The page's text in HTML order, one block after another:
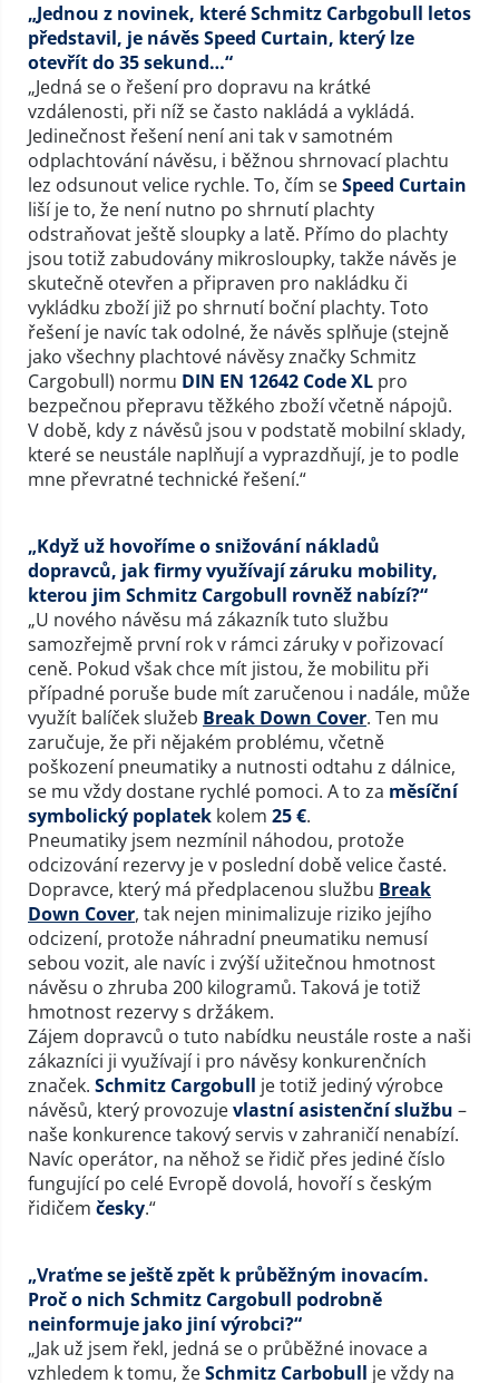
„Jednou z novinek, které Schmitz Carbgobull letos
představil, je návěs Speed Curtain, který lze
otevřít do 35 sekund…“
„Jedná se o řešení pro dopravu na krátké
vzdálenosti, při níž se často nakládá a vykládá.
Jedinečnost řešení není ani tak v samotném
odplachtování návěsu, i běžnou shrnovací plachtu
lez odsunout velice rychle. To, čím seSpeed Curtain
liší je to, že není nutno po shrnutí plachty
odstraňovat ještě sloupky a latě. Přímo do plachty
jsou totiž zabudovány mikrosloupky, takže návěs je
skutečně otevřen a připraven pro nakládku či
vykládku zboží již po shrnutí boční plachty. Toto
řešení je navíc tak odolné, že návěs splňuje (stejně
jako všechny plachtové návěsy značky Schmitz
Cargobull) normu DIN EN 12642 Code XL pro
bezpečnou přepravu těžkého zboží včetně nápojů.
V době, kdy z návěsů jsou v podstatě mobilní sklady,
které se neustále naplňují a vyprazdňují, je to podle
mne převratné technické řešení.“
„Když už hovoříme o snižování nákladů
dopravců, jak firmy využívají záruku mobility,
kterou jim Schmitz Cargobull rovněž nabízí?“
„U nového návěsu má zákazník tuto službu
samozřejmě první rok v rámci záruky v pořizovací
ceně. Pokud však chce mít jistou, že mobilitu při
případné poruše bude mít zaručenou i nadále, může
využít balíček služeb Break Down Cover. Ten mu
zaručuje, že při nějakém problému, včetně
poškození pneumatiky a nutnosti odtahu z dálnice,
se mu vždy dostane rychlé pomoci. A to za měsíční
symbolický poplatek kolem 25 €.
Pneumatiky jsem nezmínil náhodou, protože
odcizování rezervy je v poslední době velice časté.
Dopravce, který má předplacenou službu Break
Down Cover, tak nejen minimalizuje riziko jejího
odcizení, protože náhradní pneumatiku nemusí
sebou vozit, ale navíc i zvýší užitečnou hmotnost
návěsu o zhruba 200 kilogramů. Taková je totiž
hmotnost rezervy s držákem.
Zájem dopravců o tuto nabídku neustále roste a naši
zákazníci ji využívají i pro návěsy konkurenčních
značek. Schmitz Cargobull je totiž jediný výrobce
návěsů, který provozujevlastní asistenční službu –
naše konkurence takový servis v zahraničí nenabízí.
Navíc operátor, na něhož se řidič přes jediné číslo
fungující po celé Evropě dovolá, hovoří s českým
řidičem česky.“
„Vraťme se ještě zpět k průběžným inovacím.
Proč o nich Schmitz Cargobull podrobně
neinformuje jako jiní výrobci?“
„Jak už jsem řekl, jedná se o průběžné inovace a
vzhledem k tomu, žeSchmitz Carbobull je vždy na